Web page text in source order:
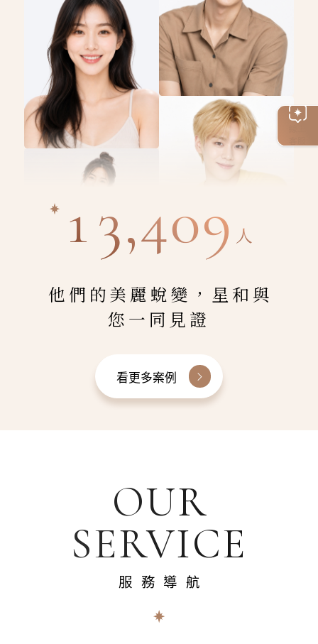
13,409 人
他們的美麗蛻變，星和與
您一同見證
看更多案例
OUR
SERVICE
服務導航